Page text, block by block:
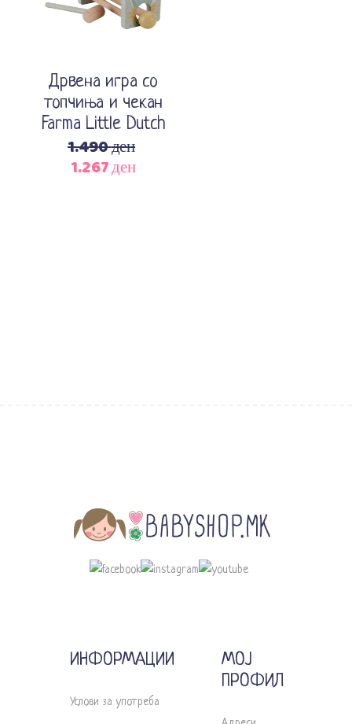
Дрвена игра со
топчиња и чекан
Farma Little Dutch
1.490ден
Original
1.267денCurrent
ИНФОРМАЦИИ
Услови за употреба
МОЈ
ПРОФИЛ